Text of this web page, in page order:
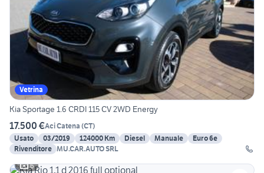
Vetrina
Kia Sportage 1.6 CRDI 115 CV 2WD Energy
17.500 €Aci Catena (CT)
Usato
03/2019 124000 Km Diesel Manuale
Euro 6e
Rivenditore MU.CAR.AUTO SRL
6